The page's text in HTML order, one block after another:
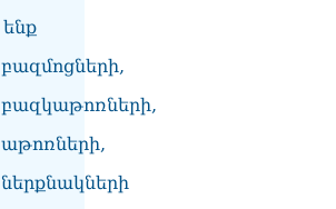
ենք
բազմոցների,
բազկաթոռների,
աթոռների,
ներքնակների
07.08.2026
ՏԵՍԱՆՅՈւԹ․ Փաշինյանը
Հայաստանի վրա